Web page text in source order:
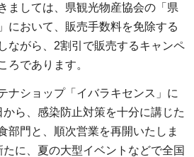
ましては、県観光物産協会の「県
において、販売手数料を免除する
ながら、2割引で販売するキャンペ
ろであります。
ナショップ「イバラキセンス」に
ら、感染防止対策を十分に講じた
部門と、順次営業を再開いたしま
に、夏の大型イベントなどで全国